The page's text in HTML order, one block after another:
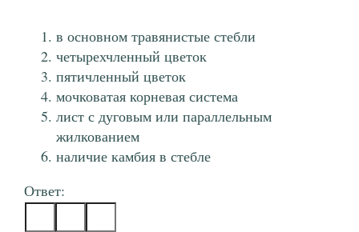
в основном травянистые стебли
четырехчленный цветок
пятичленный цветок
мочковатая корневая система
лист с дуговым или параллельным
жилкованием
наличие камбия в стебле
Ответ: